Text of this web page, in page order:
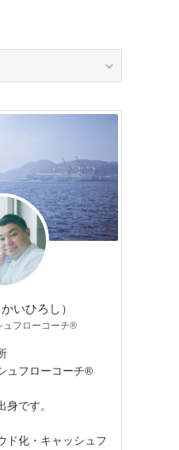
いひろし）
ュフローコーチ®
ュフローコーチ®
です。
ド化・キャッシュフ